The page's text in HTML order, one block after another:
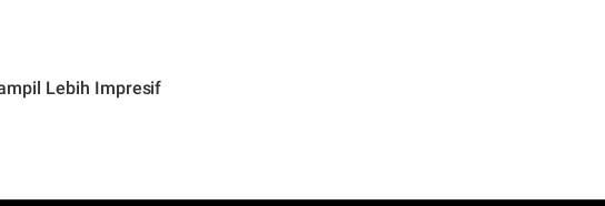
Lebih Impresif